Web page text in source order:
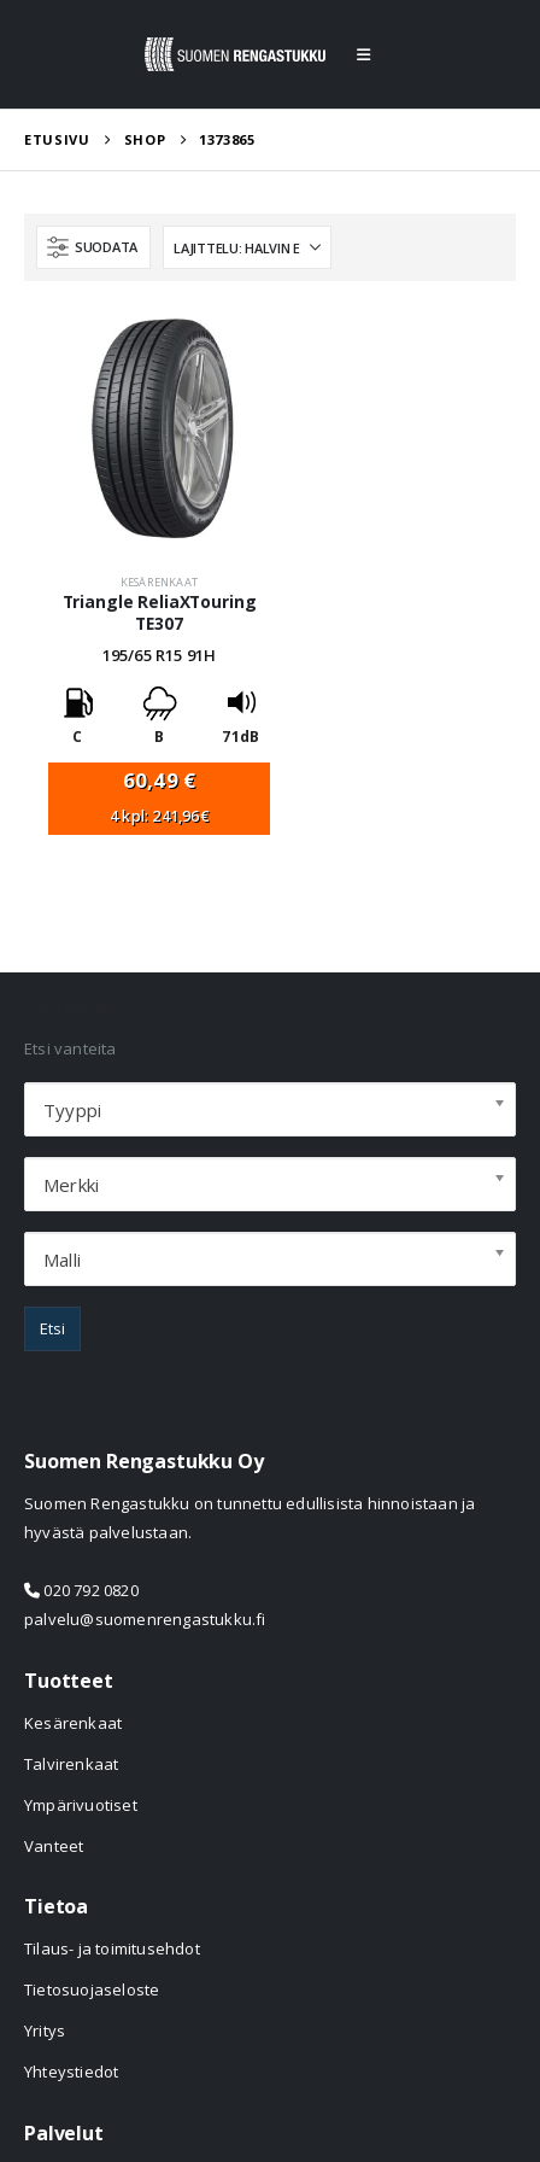
ETUSIVU SHOP 1373865
SUODATA
KESÄRENKAAT
Triangle ReliaXTouring
TE307
195/65 R15 91H
C B 71dB
60,49€
4 kpl: 241,96€
Etsi vanteita
Tyyppi
Merkki
Malli
Etsi
Suomen Rengastukku Oy
Suomen Rengastukku on tunnettu edullisista hinnoistaan ja
hyvästä palvelustaan.
020 792 0820
palvelu@suomenrengastukku.fi
Tuotteet
Kesärenkaat
Talvirenkaat
Ympärivuotiset
Vanteet
Tietoa
Tilaus- ja toimitusehdot
Tietosuojaseloste
Yritys
Yhteystiedot
Palvelut